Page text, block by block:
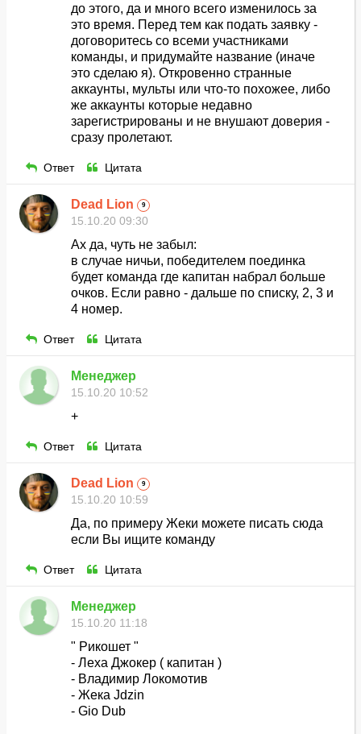
до этого, да и много всего изменилось за
это время. Перед тем как подать заявку -
договоритесь со всеми участниками
команды, и придумайте название (иначе
это сделаю я). Откровенно странные
аккаунты, мульты или что-то похожее, либо
же аккаунты которые недавно
зарегистрированы и не внушают доверия -
сразу пролетают.
Ответ Цитата
Dead Lion 9
15.10.20 09:30
Ах да, чуть не забыл:
в случае ничьи, победителем поединка
будет команда где капитан набрал больше
очков. Если равно - дальше по списку, 2, 3 и
4 номер.
Ответ Цитата
Менеджер
15.10.20 10:52
+
Ответ Цитата
Dead Lion 9
15.10.20 10:59
Да, по примеру Жеки можете писать сюда
если Вы ищите команду
Ответ Цитата
Менеджер
15.10.20 11:18
" Рикошет "
- Леха Джокер ( капитан )
- Владимир Локомотив
- Жека Jdzin
- Gio Dub